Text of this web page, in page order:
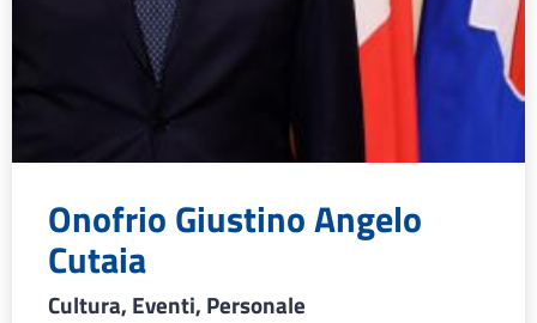
Onofrio Giustino Angelo
Cutaia
Cultura, Eventi, Personale